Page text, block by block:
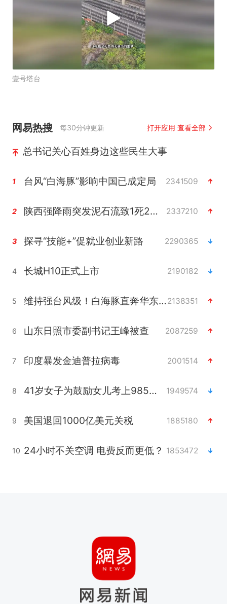
壹号塔台
网易热搜 每30分钟更新 打开应用 查看全部
总书记关心百姓身边这些民生大事
1 台风“白海豚”影响中国已成定局 2341509
2 陕西强降雨突发泥石流致1死2失联 2337210
3 探寻“技能+”促就业创业新路 2290365
4 长城H10正式上市 2190182
5 维持强台风级！白海豚直奔华东沿海2138351
6 山东日照市委副书记王峰被查 2087259
7 印度暴发金迪普拉病毒 2001514
8 41岁女子为鼓励女儿考上985研究生 1949574
9 美国退回1000亿美元关税 1885180
10 24小时不关空调 电费反而更低？ 1853472